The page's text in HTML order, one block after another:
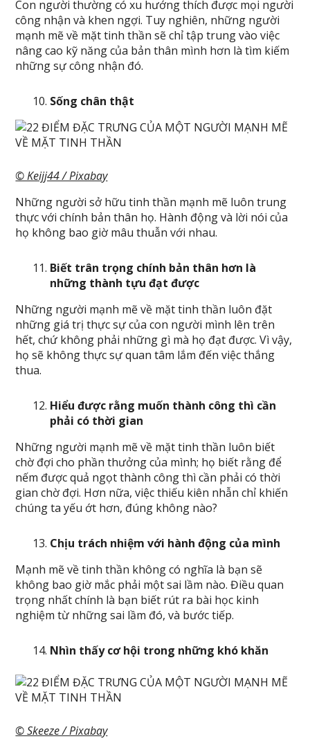
Con người thường có xu hướng thích được mọi người
công nhận và khen ngợi. Tuy nghiên, những người
mạnh mẽ về mặt tinh thần sẽ chỉ tập trung vào việc
nâng cao kỹ năng của bản thân mình hơn là tìm kiếm
những sự công nhận đó.
Sống chân thật
© Keijj44 / Pixabay
Những người sở hữu tinh thần mạnh mẽ luôn trung
thực với chính bản thân họ. Hành động và lời nói của
họ không bao giờ mâu thuẫn với nhau.
Biết trân trọng chính bản thân hơn là
những thành tựu đạt được
Những người mạnh mẽ về mặt tinh thần luôn đặt
những giá trị thực sự của con người mình lên trên
hết, chứ không phải những gì mà họ đạt được. Vì vậy,
họ sẽ không thực sự quan tâm lắm đến việc thắng
thua.
Hiểu được rằng muốn thành công thì cần
phải có thời gian
Những người mạnh mẽ về mặt tinh thần luôn biết
chờ đợi cho phần thưởng của mình; họ biết rằng để
nếm được quả ngọt thành công thì cần phải có thời
gian chờ đợi. Hơn nữa, việc thiếu kiên nhẫn chỉ khiến
chúng ta yếu ớt hơn, đúng không nào?
Chịu trách nhiệm với hành động của mình
Mạnh mẽ về tinh thần không có nghĩa là bạn sẽ
không bao giờ mắc phải một sai lầm nào. Điều quan
trọng nhất chính là bạn biết rút ra bài học kinh
nghiệm từ những sai lầm đó, và bước tiếp.
Nhìn thấy cơ hội trong những khó khăn
© Skeeze / Pixabay